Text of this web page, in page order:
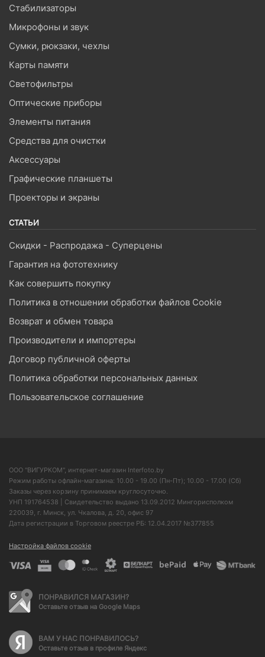
Стабилизаторы
Микрофоны и звук
Сумки, рюкзаки, чехлы
Карты памяти
Светофильтры
Оптические приборы
Элементы питания
Средства для очистки
Аксессуары
Графические планшеты
Проекторы и экраны
СТАТЬИ
Скидки - Распродажа - Суперцены
Гарантия на фототехнику
Как совершить покупку
Политика в отношении обработки файлов Cookie
Возврат и обмен товара
Производители и импортеры
Договор публичной оферты
Политика обработки персональных данных
Пользовательское соглашение
ООО "ВИГУРКОМ", интернет-магазин Interfoto.by
Режим работы офлайн-магазина: 10.00 - 19.00 (Пн-Пт); 10.00 - 17.00 (Сб)
Заказы через корзину принимаем круглосуточно.
УНП 191764538 | Свидетельство выдано 13.09.2012 Мингорисполком
220039, г. Минск, ул. Чкалова, д. 20, офис 97
Дата регистрации в Торговом реестре РБ: 12.04.2017 №377855
Настройка файлов cookie
ПОНРАВИЛСЯ МАГАЗИН?
Оставьте отзыв на Google Maps
ВАМ У НАС ПОНРАВИЛОСЬ?
Оставьте отзыв в профиле Яндекс